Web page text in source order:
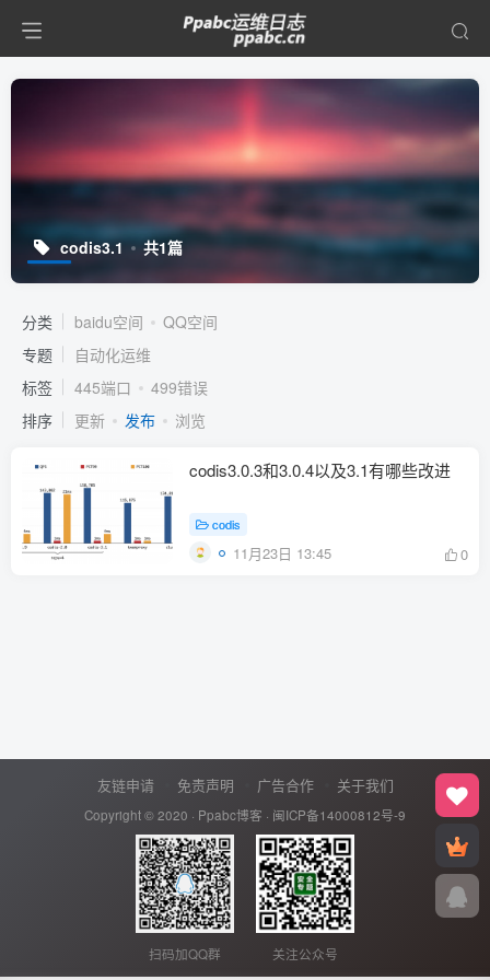
codis3.1 共1篇
分类 baidu空间
QQ空间
专题
自动化运维
标签
445端口
499错误
排序
更新 发布 浏览
codis3.0.3和3.0.4以及3.1有哪些改进
codis
11月23日 13:45 0
友链申请 免责声明 广告合作 关于我们
Copyright © 2020 · Ppabc博客 · 闽ICP备14000812号-9
扫码加QQ群 关注公众号